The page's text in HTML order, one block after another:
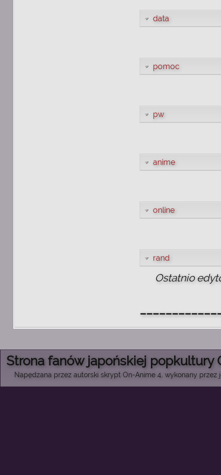
data
pomoc
pw
anime
online
rand
Ostatnio
Strona fanów japońskiej popkultury
Napędzana przez autorski skrypt On-Anime 4, wykonany przez